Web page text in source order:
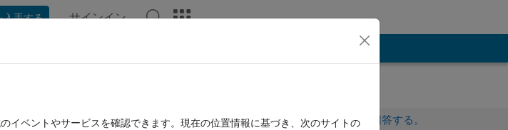
入手する サインイン
サインインしてこの質問に回答する。
イベントやサービスを確認できます。現在の位置情報に基づき、次のサイトの